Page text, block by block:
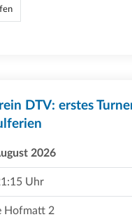
DTV: erstes
2026
Uhr
Hofmatt 2